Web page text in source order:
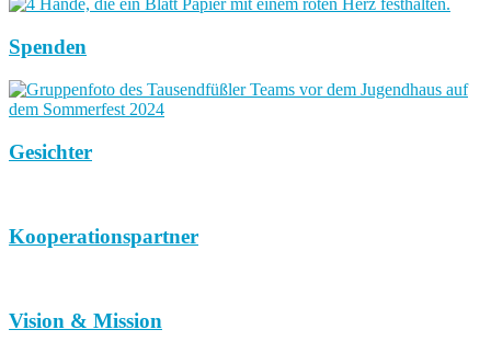
Spenden
Gesichter
Kooperationspartner
Vision & Mission